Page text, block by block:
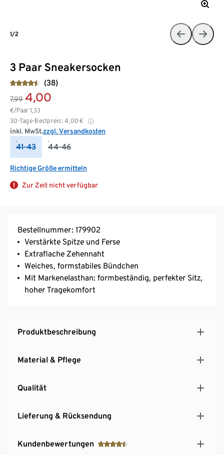
3 Paar Sneakersocken
(38)
7,99 4,00
€/Paar 1,33
30-Tage-Bestpreis: 4,00 €
inkl. MwSt.zzgl. Versandkosten
41-43 44-46
Richtige Größe ermitteln
Zur Zeit nicht verfügbar
1/2
Bestellnummer: 179902
Verstärkte Spitze und Ferse
Extraflache Zehennaht
Weiches, formstabiles Bündchen
Mit Markenelasthan: formbeständig, perfekter Sitz,
hoher Tragekomfort
Produktbeschreibung
Material & Pflege
Qualität
Lieferung & Rücksendung
Kundenbewertungen